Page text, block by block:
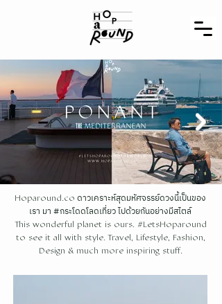
Hoparound.co ดาวเคราะห์สุดมหัศจรรย์ดวงนี้เป็นของ
เรา มา #กระโดดโลดเที่ยว ไปด้วยกันอย่างมีสไตล์
This wonderful planet is ours. #LetsHoparound
to see it all with style. Travel, Lifestyle, Fashion,
Design & much more inspiring stuff.